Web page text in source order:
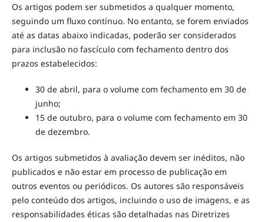
Os artigos podem ser submetidos a qualquer momento,
seguindo um fluxo contínuo. No entanto, se forem enviados
até as datas abaixo indicadas, poderão ser considerados
para inclusão no fascículo com fechamento dentro dos
prazos estabelecidos:
30 de abril, para o volume com fechamento em 30 de
junho;
15 de outubro, para o volume com fechamento em 30
de dezembro.
Os artigos submetidos à avaliação devem ser inéditos, não
publicados e não estar em processo de publicação em
outros eventos ou periódicos. Os autores são responsáveis
pelo conteúdo dos artigos, incluindo o uso de imagens, e as
responsabilidades éticas são detalhadas nas Diretrizes